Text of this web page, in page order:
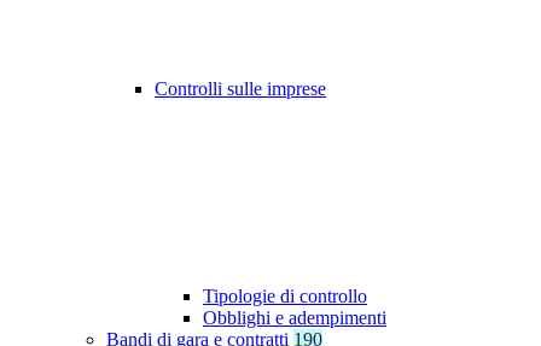
Controlli sulle imprese
Tipologie di controllo
Obblighi e adempimenti
Bandi di gara e contratti 190